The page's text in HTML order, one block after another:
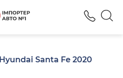
Hyundai Santa Fe 2020